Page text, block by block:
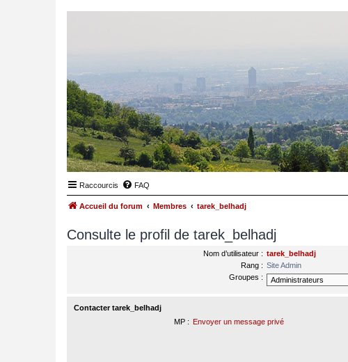
Raccourcis FAQ
Accueil du forum Membres tarek_belhadj
Consulte le profil de tarek_belhadj
Nom d’utilisateur : tarek_belhadj
Rang : Site Admin
Groupes :
Contacter tarek_belhadj
MP : Envoyer un message privé